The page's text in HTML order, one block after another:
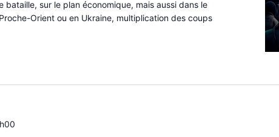
bataille, sur le plan économique, mais aussi dans le
Orient ou en Ukraine, multiplication des coups